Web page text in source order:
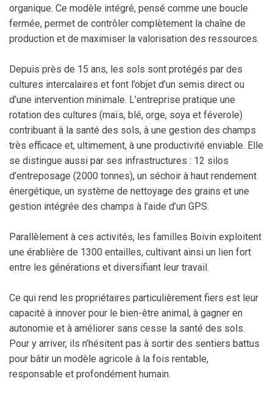
organique. Ce modèle intégré, pensé comme une boucle
fermée, permet de contrôler complètement la chaîne de
production et de maximiser la valorisation des ressources.
Depuis près de 15 ans, les sols sont protégés par des
cultures intercalaires et font l’objet d’un semis direct ou
d’une intervention minimale. L’entreprise pratique une
rotation des cultures (maïs, blé, orge, soya et féverole)
contribuant à la santé des sols, à une gestion des champs
très efficace et, ultimement, à une productivité enviable. Elle
se distingue aussi par ses infrastructures : 12 silos
d’entreposage (2000 tonnes), un séchoir à haut rendement
énergétique, un système de nettoyage des grains et une
gestion intégrée des champs à l’aide d’un GPS.
Parallèlement à ces activités, les familles Boivin exploitent
une érablière de 1300 entailles, cultivant ainsi un lien fort
entre les générations et diversifiant leur travail.
Ce qui rend les propriétaires particulièrement fiers est leur
capacité à innover pour le bien-être animal, à gagner en
autonomie et à améliorer sans cesse la santé des sols.
Pour y arriver, ils n’hésitent pas à sortir des sentiers battus
pour bâtir un modèle agricole à la fois rentable,
responsable et profondément humain.